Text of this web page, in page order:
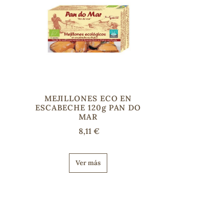
MEJILLONES ECO EN
ESCABECHE 120g PAN DO
MAR
8,11 €
Ver más